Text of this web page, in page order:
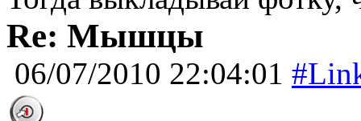
Re: Мышцы
06/07/2010 22:04:01